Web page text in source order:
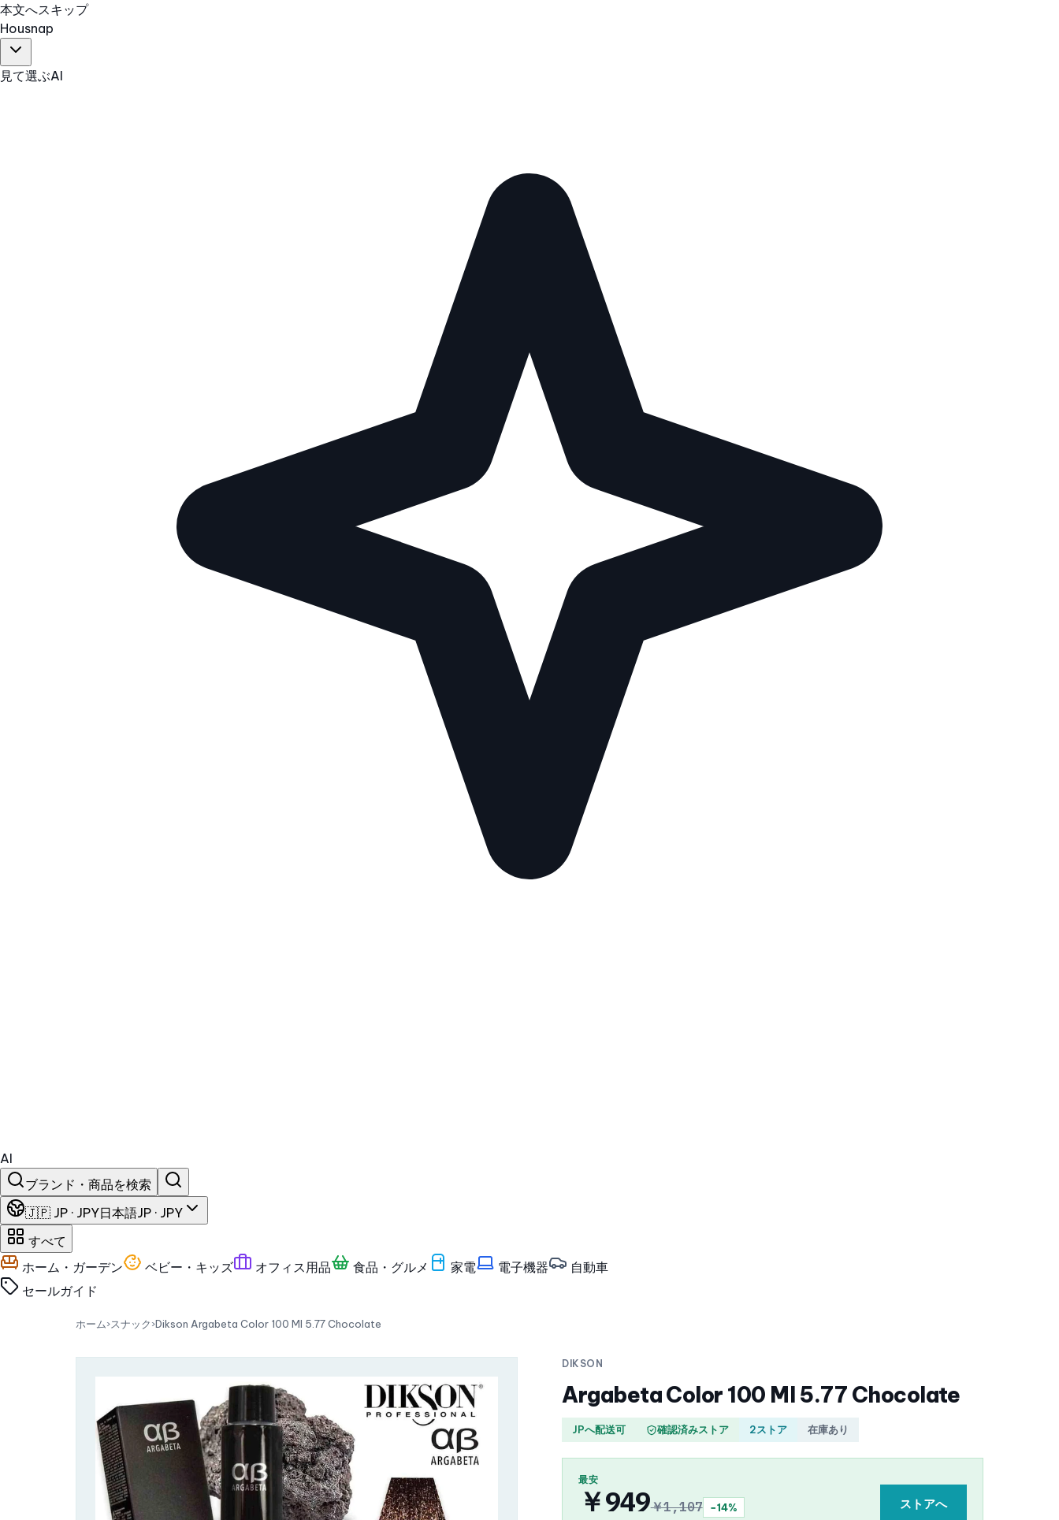
本文へスキップ
Housnap
見て選ぶAI
AI
ブランド・商品を検索
🇯🇵 JP · JPY日本語JP · JPY
すべて
ホーム・ガーデン
ベビー・キッズ オフィス用品 食品・グルメ 家電 電子機器
自動車
セールガイド
ホーム›スナック›Dikson Argabeta Color 100 Ml 5.77 Chocolate
DIKSON
Argabeta Color 100 Ml 5.77 Chocolate
JPへ配送可 確認済みストア 2ストア 在庫あり
最安
￥949￥1,107
−14%
ストアへ